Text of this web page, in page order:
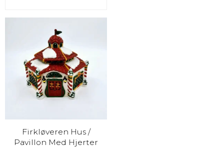
Firkløveren Hus /
Pavillon Med Hjerter